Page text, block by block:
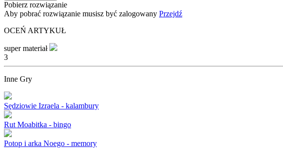
Pobierz rozwiązanie
Aby pobrać rozwiązanie musisz być zalogowany Przejdź
OCEŃ ARTYKUŁ
super materiał
3
Inne Gry
Sędziowie Izraela - kalambury
Rut Moabitka - bingo
Potop i arka Noego - memory